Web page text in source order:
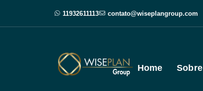
11932611113 contato@wiseplangroup.com
Home Sobre